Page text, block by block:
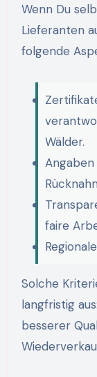
Wenn Du
Lieferanten
folgende
Wälder.
faire
Solche
langfristig
besserer